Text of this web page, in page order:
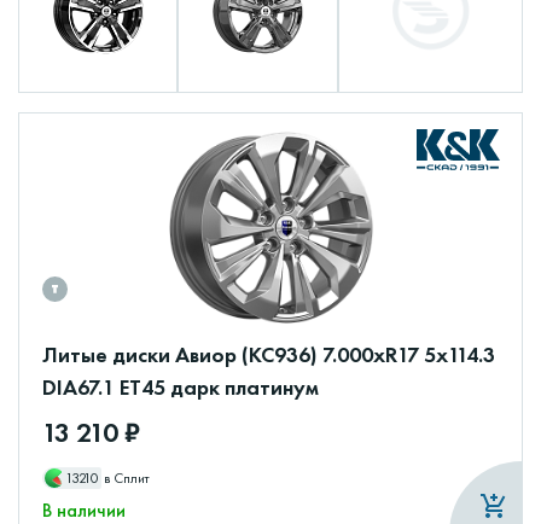
Литые диски Авиор (КС936) 7.000xR17 5x114.3
DIA67.1 ET45 дарк платинум
13 210 ₽
13210 в Сплит
В наличии